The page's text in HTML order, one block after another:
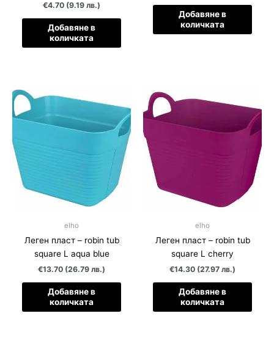
€4.70 (9.19 лв.)
Добавяне в
количката
Добавяне в
количката
elho
Леген пласт – robin tub
square L aqua blue
€13.70 (26.79 лв.)
Добавяне в
количката
elho
Леген пласт – robin tub
square L cherry
€14.30 (27.97 лв.)
Добавяне в
количката